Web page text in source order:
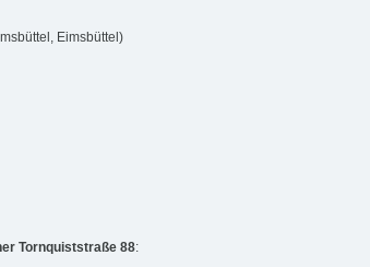
Eimsbüttel)
Tornquiststraße 88: